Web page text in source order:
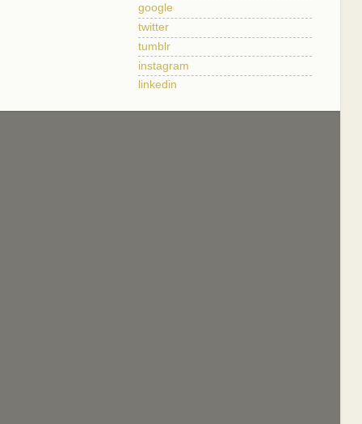
google
twitter
tumblr
instagram
linkedin